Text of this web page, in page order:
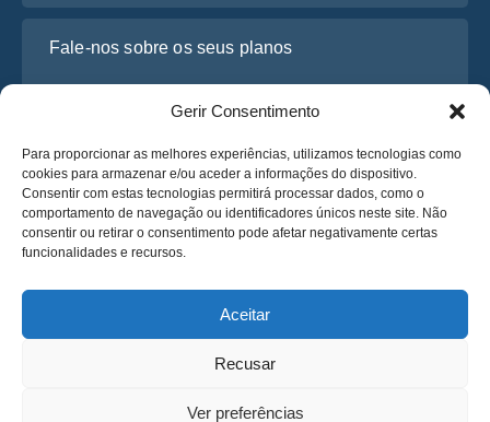
Gerir Consentimento
Para proporcionar as melhores experiências, utilizamos tecnologias como
cookies para armazenar e/ou aceder a informações do dispositivo.
Consentir com estas tecnologias permitirá processar dados, como o
comportamento de navegação ou identificadores únicos neste site. Não
consentir ou retirar o consentimento pode afetar negativamente certas
funcionalidades e recursos.
Aceitar
Recusar
Ver preferências
Li e concordo com a
Obtenha um Orçamento
Obtenha um Orçamento